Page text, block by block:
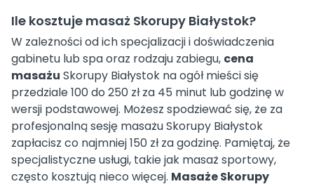
Ile kosztuje masaż Skorupy Białystok?
W zależności od ich specjalizacji i doświadczenia
gabinetu lub spa oraz rodzaju zabiegu, cena
masażu Skorupy Białystok na ogół mieści się
przedziale 100 do 250 zł za 45 minut lub godzinę w
wersji podstawowej. Możesz spodziewać się, że za
profesjonalną sesję masażu Skorupy Białystok
zapłacisz co najmniej 150 zł za godzinę. Pamiętaj, że
specjalistyczne usługi, takie jak masaż sportowy,
często kosztują nieco więcej. Masaże Skorupy